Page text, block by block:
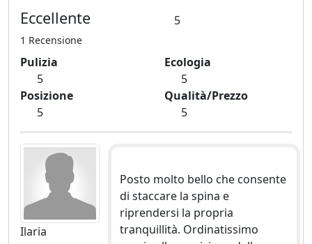
Eccellente 5
1 Recensione
Pulizia
5
Ecologia
5
Posizione
5
Qualità/Prezzo
5
Ilaria
Posto molto bello che consente
di staccare la spina e
riprendersi la propria
tranquillità. Ordinatissimo